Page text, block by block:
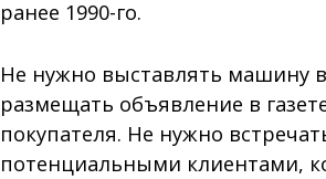
ранее 1990-го.
Не нужно выставлять машину
размещать объявление в
покупателя. Не нужно
потенциальными клиентами,